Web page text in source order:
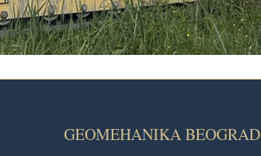
GEOMEHANIKA BEOGRAD